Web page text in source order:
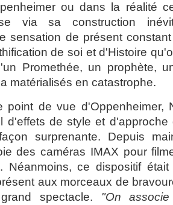
ou dans la réalité
via sa construction
sensation de présent
de soi et d'Histoire
Promethée, un prophète,
matérialisés en catastrophe.
point de vue d'Oppenheimer,
d'effets de style et
surprenante. Depuis
des caméras IMAX pour
Néanmoins, ce dispositif était
aux morceaux de
spectacle. "On